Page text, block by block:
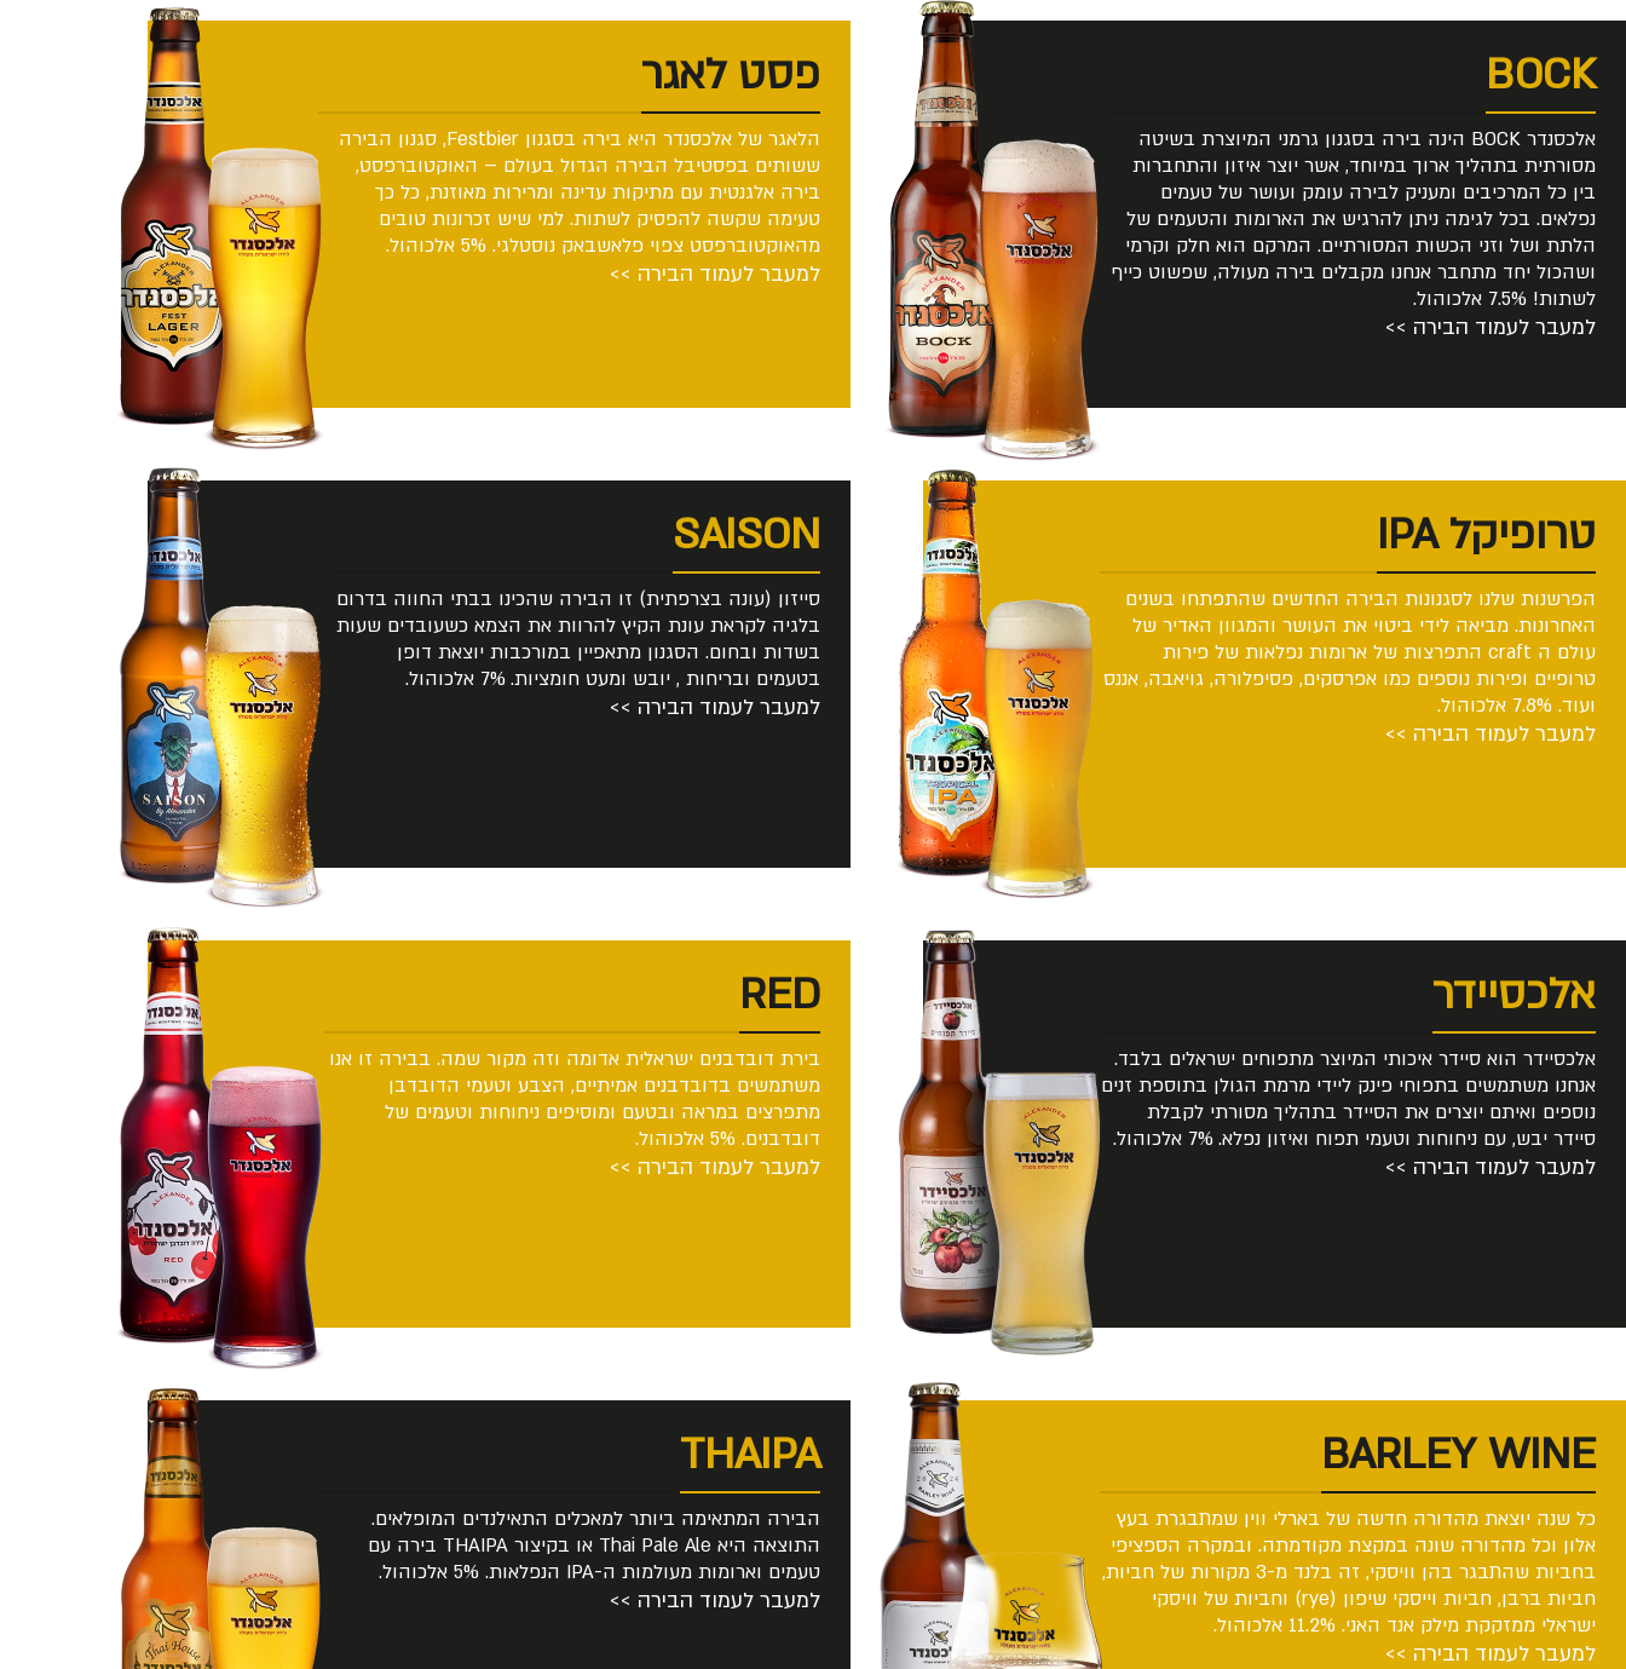
BOCK
אלכסנדר BOCK הינה בירה בסגנון גרמני המיוצרת בשיטה
מסורתית בתהליך ארוך במיוחד, אשר יוצר איזון והתחברות
בין כל המרכיבים ומעניק לבירה עומק ועושר של טעמים
נפלאים. בכל לגימה ניתן להרגיש את הארומות והטעמים של
הלתת ושל וזני הכשות המסורתיים. המרקם הוא חלק וקרמי
ושהכול יחד מתחבר אנחנו מקבלים בירה מעולה, שפשוט כייף
לשתות! 7.5% אלכוהול.
למעבר לעמוד הבירה >>
פסט לאגר
הלאגר של אלכסנדר היא בירה בסגנון Festbier, סגנון הבירה
ששותים בפסטיבל הבירה הגדול בעולם – האוקטוברפסט,
בירה אלגנטית עם מתיקות עדינה ומרירות מאוזנת, כל כך
טעימה שקשה להפסיק לשתות. למי שיש זכרונות טובים
מהאוקטוברפסט צפוי פלאשבאק נוסטלגי. 5% אלכוהול.
למעבר לעמוד הבירה >>
טרופיקל IPA
הפרשנות שלנו לסגנונות הבירה החדשים שהתפתחו בשנים
האחרונות. מביאה לידי ביטוי את העושר והמגוון האדיר של
עולם ה craft התפרצות של ארומות נפלאות של פירות
טרופיים ופירות נוספים כמו אפרסקים, פסיפלורה, גויאבה, אננס
ועוד. 7.8% אלכוהול.
למעבר לעמוד הבירה >>
SAISON
סייזון (עונה בצרפתית) זו הבירה שהכינו בבתי החווה בדרום
בלגיה לקראת עונת הקיץ להרוות את הצמא כשעובדים שעות
בשדות ובחום. הסגנון מתאפיין במורכבות יוצאת דופן
בטעמים ובריחות , יובש ומעט חומציות. 7% אלכוהול.
למעבר לעמוד הבירה >>
אלכסיידר
אלכסיידר הוא סיידר איכותי המיוצר מתפוחים ישראלים בלבד.
אנחנו משתמשים בתפוחי פינק ליידי מרמת הגולן בתוספת זנים
נוספים ואיתם יוצרים את הסיידר בתהליך מסורתי לקבלת
סיידר יבש, עם ניחוחות וטעמי תפוח ואיזון נפלא. 7% אלכוהול.
למעבר לעמוד הבירה >>
RED
בירת דובדבנים ישראלית אדומה וזה מקור שמה. בבירה זו אנו
משתמשים בדובדבנים אמיתיים, הצבע וטעמי הדובדבן
מתפרצים במראה ובטעם ומוסיפים ניחוחות וטעמים של
דובדבנים. 5% אלכוהול.
למעבר לעמוד הבירה >>
BARLEY WINE
כל שנה יוצאת מהדורה חדשה של בארלי ווין שמתבגרת בעץ
אלון וכל מהדורה שונה במקצת מקודמתה. ובמקרה הספציפי
בחביות שהתבגר בהן וויסקי, זה בלנד מ-3 מקורות של חביות,
חביות ברבן, חביות וייסקי שיפון (rye) וחביות של וויסקי
ישראלי ממזקקת מילק אנד האני. 11.2% אלכוהול.
למעבר לעמוד הבירה >>
THAIPA
הבירה המתאימה ביותר למאכלים התאילנדים המופלאים.
התוצאה היא Thai Pale Ale או בקיצור THAIPA בירה עם
טעמים וארומות מעולמות ה-IPA הנפלאות.
5% אלכוהול.
למעבר לעמוד הבירה >>